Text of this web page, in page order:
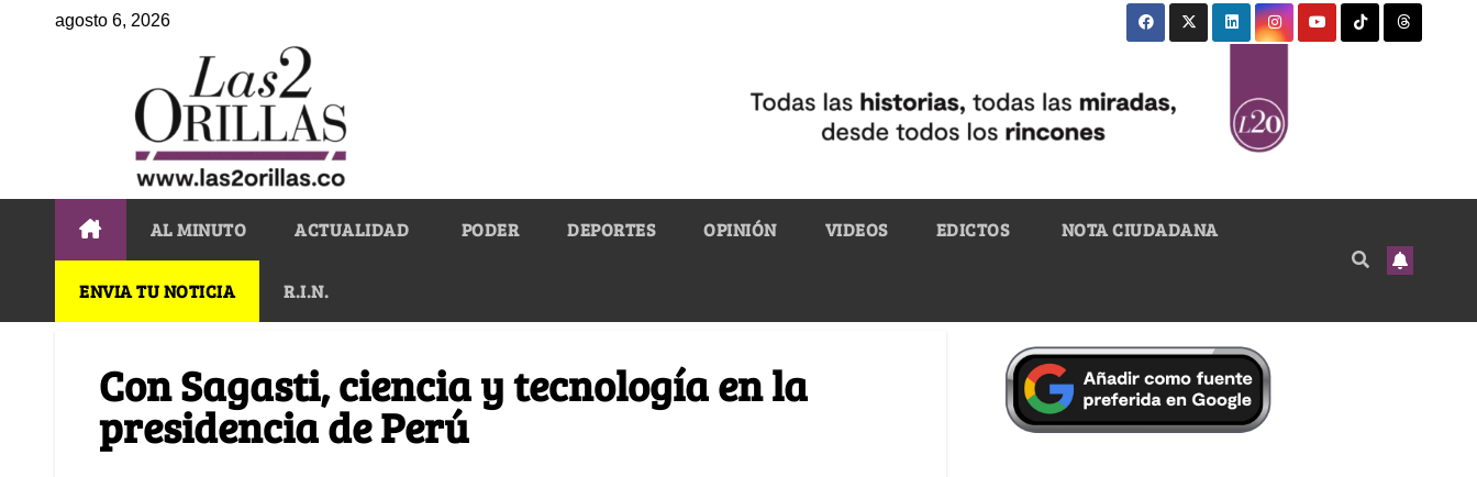
agosto 6, 2026
AL MINUTO ACTUALIDAD PODER DEPORTES OPINIÓN VIDEOS EDICTOS NOTA CIUDADANA
ENVIA TU NOTICIA R.I.N.
Con Sagasti, ciencia y tecnología en la
presidencia de Perú